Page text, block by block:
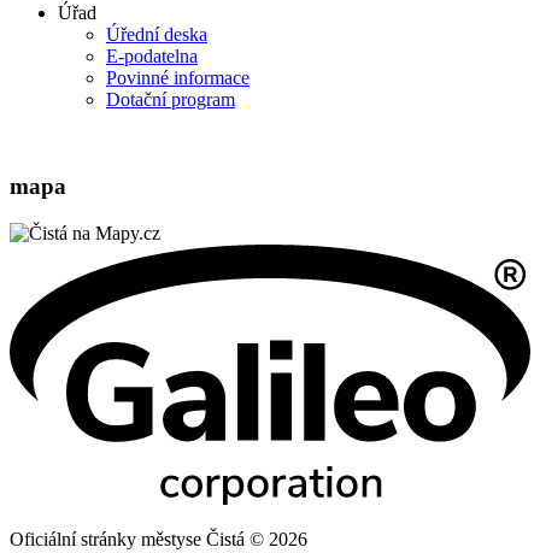
Úřad
Úřední deska
E-podatelna
Povinné informace
Dotační program
mapa
Oficiální stránky městyse Čistá © 2026